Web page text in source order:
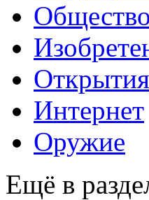
Общество
Открытия
Интернет
Оружие
Ещё в